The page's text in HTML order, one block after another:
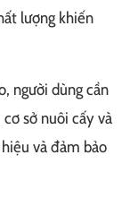
lượng khiến
người dùng cần
sở nuôi cấy và
và đảm bảo